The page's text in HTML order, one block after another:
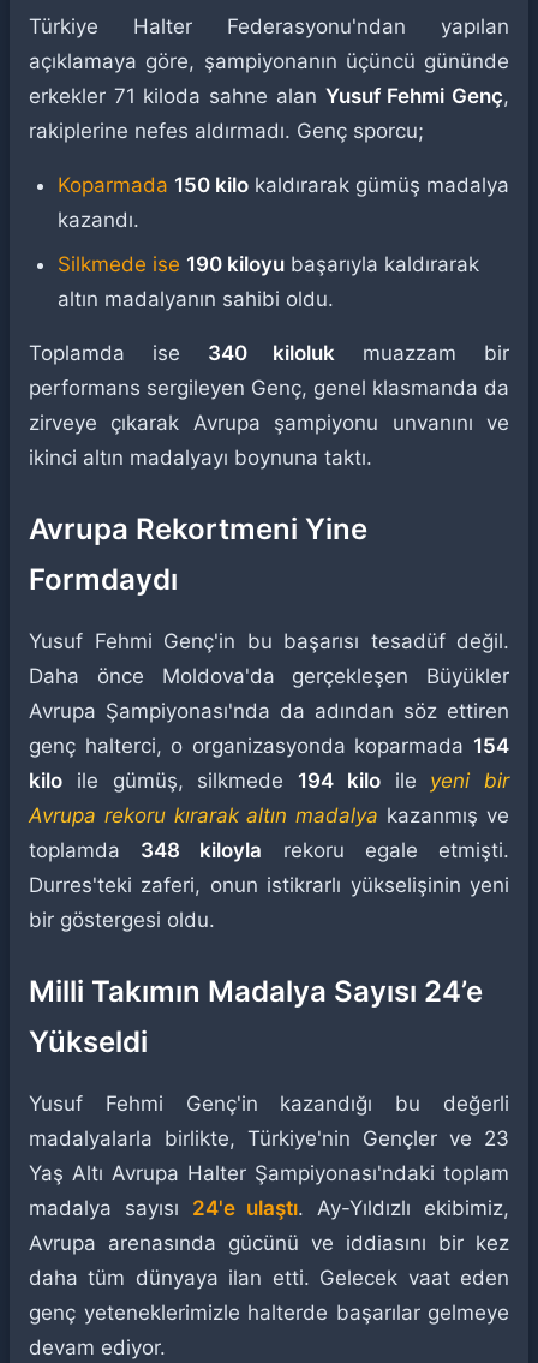
Türkiye Halter Federasyonu'ndan yapılan
açıklamaya göre, şampiyonanın üçüncü gününde
erkekler 71 kiloda sahne alan Yusuf Fehmi Genç,
rakiplerine nefes aldırmadı. Genç sporcu;
Koparmada 150 kilo kaldırarak gümüş madalya
kazandı.
Silkmede ise 190 kiloyu başarıyla kaldırarak
altın madalyanın sahibi oldu.
Toplamda ise 340 kiloluk muazzam bir
performans sergileyen Genç, genel klasmanda da
zirveye çıkarak Avrupa şampiyonu unvanını ve
ikinci altın madalyayı boynuna taktı.
Avrupa Rekortmeni Yine
Formdaydı
Yusuf Fehmi Genç'in bu başarısı tesadüf değil.
Daha önce Moldova'da gerçekleşen Büyükler
Avrupa Şampiyonası'nda da adından söz ettiren
genç halterci, o organizasyonda koparmada 154
kilo ile gümüş, silkmede 194 kiloile yeni bir
Avrupa rekoru kırarak altın madalya kazanmış ve
toplamda 348 kiloyla rekoru egale etmişti.
Durres'teki zaferi, onun istikrarlı yükselişinin yeni
bir göstergesi oldu.
Milli Takımın Madalya Sayısı 24’e
Yükseldi
Yusuf Fehmi Genç'in kazandığı bu değerli
madalyalarla birlikte, Türkiye'nin Gençler ve 23
Yaş Altı Avrupa Halter Şampiyonası'ndaki toplam
madalya sayısı 24'e ulaştı. Ay-Yıldızlı ekibimiz,
Avrupa arenasında gücünü ve iddiasını bir kez
daha tüm dünyaya ilan etti. Gelecek vaat eden
genç yeteneklerimizle halterde başarılar gelmeye
devam ediyor.